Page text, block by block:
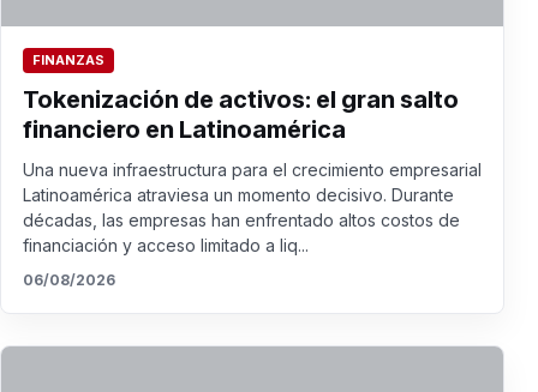
FINANZAS
Tokenización de activos: el gran salto
financiero en Latinoamérica
Una nueva infraestructura para el crecimiento empresarial
Latinoamérica atraviesa un momento decisivo. Durante
décadas, las empresas han enfrentado altos costos de
financiación y acceso limitado a liq...
06/08/2026